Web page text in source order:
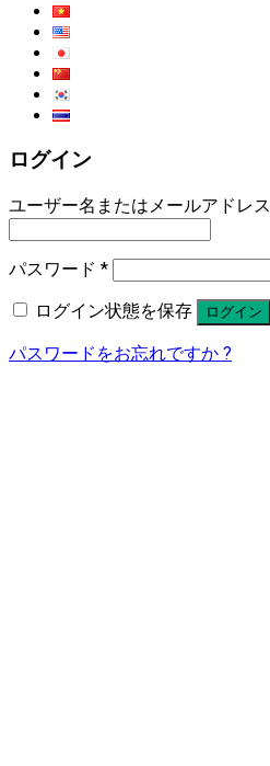
ログイン
ユーザー名またはメールアドレス
パスワード *
ログイン状態を保存
ログイン
パスワードをお忘れですか ?